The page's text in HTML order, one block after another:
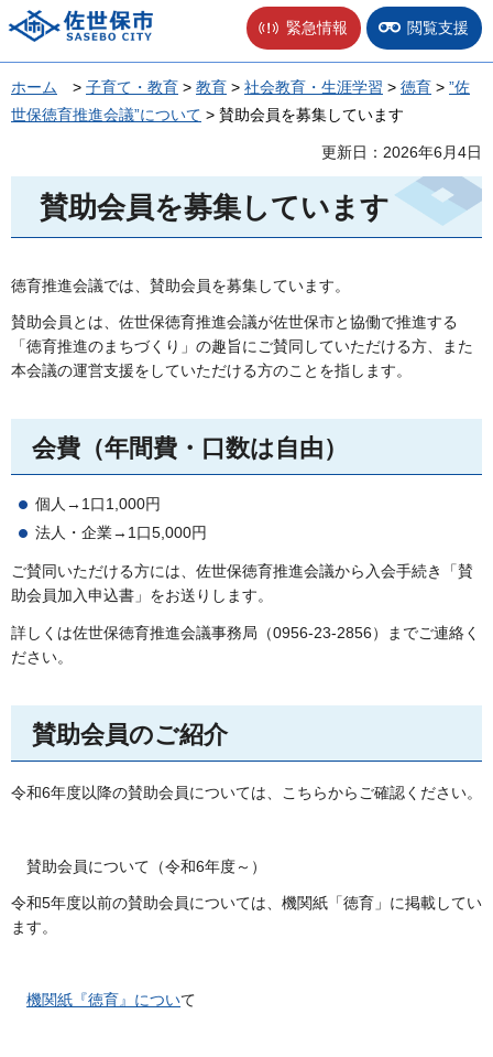
佐世保市 緊急情報 閲覧支援
ホーム > 子育て・教育 > 教育 > 社会教育・生涯学習 > 徳育 > ”佐
世保徳育推進会議”について > 賛助会員を募集しています
更新日：2026年6月4日
賛助会員を募集しています
徳育推進会議では、賛助会員を募集しています。
賛助会員とは、佐世保徳育推進会議が佐世保市と協働で推進する
「徳育推進のまちづくり」の趣旨にご賛同していただける方、また
本会議の運営支援をしていただける方のことを指します。
会費（年間費・口数は自由）
個人→1口1,000円
法人・企業→1口5,000円
ご賛同いただける方には、佐世保徳育推進会議から入会手続き「賛
助会員加入申込書」をお送りします。
詳しくは佐世保徳育推進会議事務局（0956-23-2856）までご連絡く
ださい。
賛助会員のご紹介
令和6年度以降の賛助会員については、こちらからご確認ください。
賛助会員について（令和6年度～）
令和5年度以前の賛助会員については、機関紙「徳育」に掲載してい
ます。
機関紙『徳育』について